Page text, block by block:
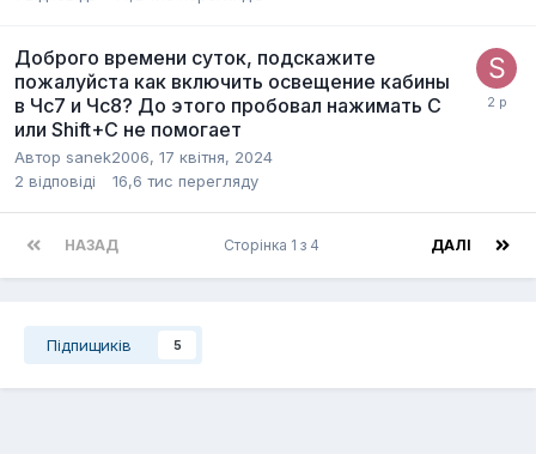
Доброго времени суток, подскажите
пожалуйста как включить освещение кабины
в Чс7 и Чс8? До этого пробовал нажимать C
или Shift+C не помогает
Автор sanek2006, 17 квітня, 2024
2 відповіді 16,6 тис перегляду
НАЗАД ДАЛІ
Сторінка 1 з 4
Підпищиків 5